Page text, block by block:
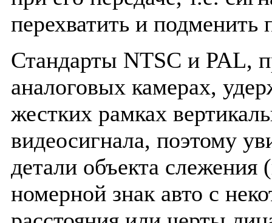
перехватить и подменить
Стандарты NTSC и PAL,
аналоговых камерах,
жестких рамках
видеосигнала, поэтому
детали объекта слежения
номерной знак авто с